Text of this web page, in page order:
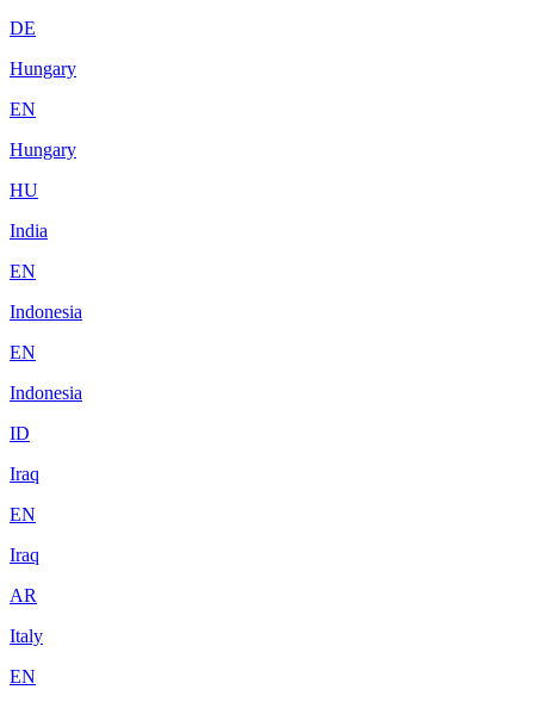
DE
Hungary
EN
Hungary
HU
India
EN
Indonesia
EN
Indonesia
ID
Iraq
EN
Iraq
AR
Italy
EN